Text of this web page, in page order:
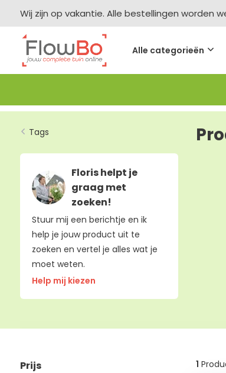
Wij zijn op vakantie. Alle bestellingen worden
Alle categorieën
-2,5%
Tags
Floris helpt je
graag met
zoeken!
Stuur mij een berichtje en ik
help je jouw product uit te
zoeken en vertel je alles wat je
moet weten.
Help mij kiezen
Prijs 1